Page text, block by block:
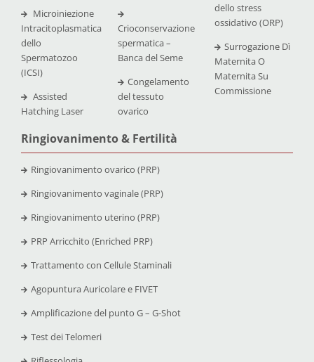
Microiniezione
Intracitoplasmatica
dello
Spermatozoo
(ICSI)
Assisted
Hatching Laser
Crioconservazione
spermatica –
Banca del Seme
Congelamento
del tessuto
ovarico
dello stress
ossidativo (ORP)
Surrogazione Dì
Maternita O
Maternita Su
Commissione
Ringiovanimento & Fertilità
Ringiovanimento ovarico (PRP)
Ringiovanimento vaginale (PRP)
Ringiovanimento uterino (PRP)
PRP Arricchito (Enriched PRP)
Trattamento con Cellule Staminali
Agopuntura Auricolare e FIVET
Amplificazione del punto G – G-Shot
Test dei Telomeri